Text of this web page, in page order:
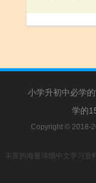
小学升初中必学
学的
Copyright © 2018-
丰富的海量详细中文学习资